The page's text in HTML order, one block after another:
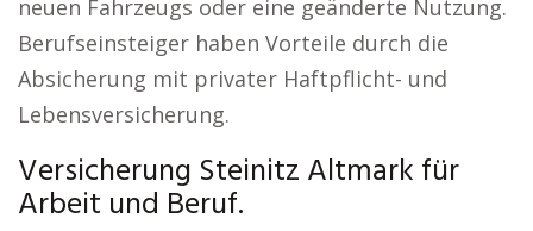
neuen Fahrzeugs oder eine geänderte Nutzung.
Berufseinsteiger haben Vorteile durch die
Absicherung mit privater Haftpflicht- und
Lebensversicherung.
Versicherung Steinitz Altmark für
Arbeit und Beruf.